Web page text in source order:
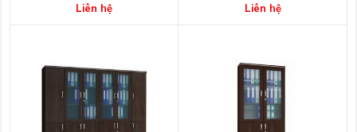
Liên hệ Liên hệ